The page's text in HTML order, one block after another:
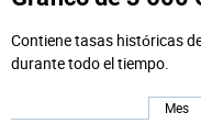
Contiene tasas históricas
durante todo el tiempo.
Mes